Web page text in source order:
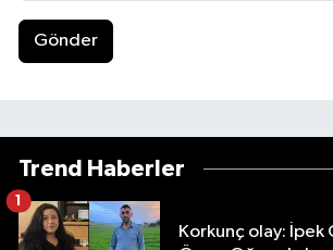
Gönder
Trend Haberler
Korkunç olay:
1